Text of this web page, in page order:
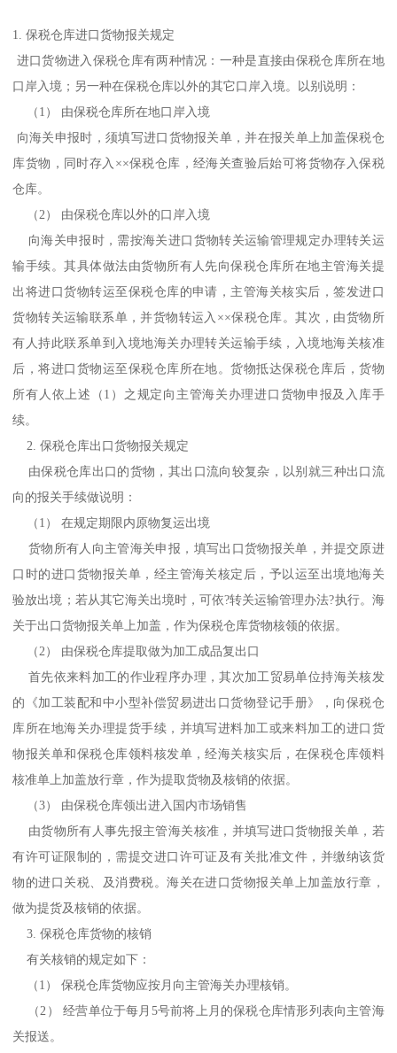
1. 保税仓库进口货物报关规定
进口货物进入保税仓库有两种情况：一种是直接由保税仓库所在地
口岸入境；另一种在保税仓库以外的其它口岸入境。以别说明：
（1） 由保税仓库所在地口岸入境
向海关申报时，须填写进口货物报关单，并在报关单上加盖保税仓
库货物，同时存入××保税仓库，经海关查验后始可将货物存入保税
仓库。
（2） 由保税仓库以外的口岸入境
向海关申报时，需按海关进口货物转关运输管理规定办理转关运
输手续。其具体做法由货物所有人先向保税仓库所在地主管海关提
出将进口货物转运至保税仓库的申请，主管海关核实后，签发进口
货物转关运输联系单，并货物转运入××保税仓库。其次，由货物所
有人持此联系单到入境地海关办理转关运输手续，入境地海关核准
后，将进口货物运至保税仓库所在地。货物抵达保税仓库后，货物
所有人依上述（1）之规定向主管海关办理进口货物申报及入库手
续。
2. 保税仓库出口货物报关规定
由保税仓库出口的货物，其出口流向较复杂，以别就三种出口流
向的报关手续做说明：
（1） 在规定期限内原物复运出境
货物所有人向主管海关申报，填写出口货物报关单，并提交原进
口时的进口货物报关单，经主管海关核定后，予以运至出境地海关
验放出境；若从其它海关出境时，可依?转关运输管理办法?执行。海
关于出口货物报关单上加盖，作为保税仓库货物核领的依据。
（2） 由保税仓库提取做为加工成品复出口
首先依来料加工的作业程序办理，其次加工贸易单位持海关核发
的《加工装配和中小型补偿贸易进出口货物登记手册》，向保税仓
库所在地海关办理提货手续，并填写进料加工或来料加工的进口货
物报关单和保税仓库领料核发单，经海关核实后，在保税仓库领料
核准单上加盖放行章，作为提取货物及核销的依据。
（3） 由保税仓库领出进入国内市场销售
由货物所有人事先报主管海关核准，并填写进口货物报关单，若
有许可证限制的，需提交进口许可证及有关批准文件，并缴纳该货
物的进口关税、及消费税。海关在进口货物报关单上加盖放行章，
做为提货及核销的依据。
3. 保税仓库货物的核销
有关核销的规定如下：
（1） 保税仓库货物应按月向主管海关办理核销。
（2） 经营单位于每月5号前将上月的保税仓库情形列表向主管海
关报送。